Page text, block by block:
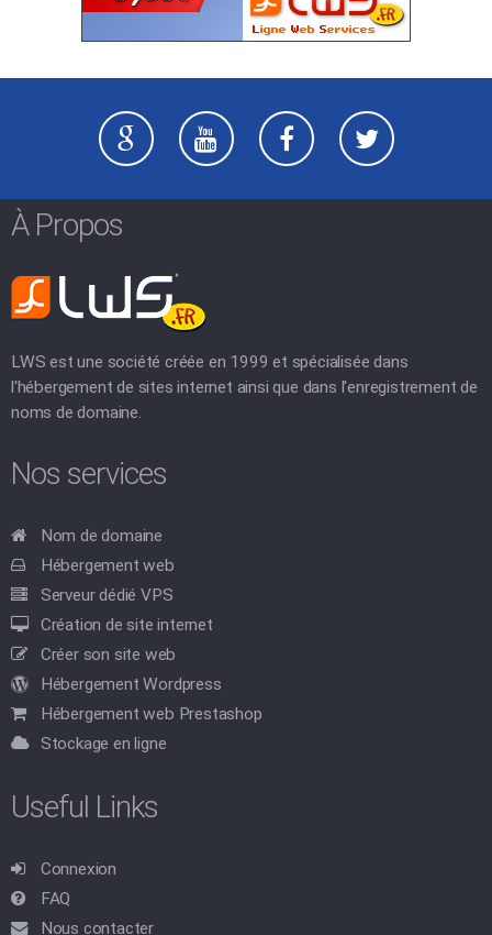
À Propos
LWS est une société créée en 1999 et spécialisée dans
l'hébergement de sites internet ainsi que dans l'enregistrement de
noms de domaine.
Nos services
Nom de domaine
Hébergement web
Serveur dédié VPS
Création de site internet
Créer son site web
Hébergement Wordpress
Hébergement web Prestashop
Stockage en ligne
Useful Links
Connexion
FAQ
Nous contacter